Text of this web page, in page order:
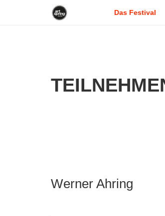
Das Festival
Werner Ahring